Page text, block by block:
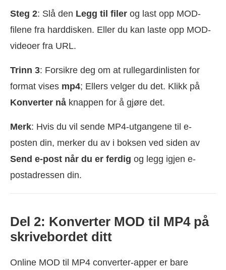
Steg 2: Slå den Legg til filer og last opp MOD-
filene fra harddisken. Eller du kan laste opp MOD-
videoer fra URL.
Trinn 3: Forsikre deg om at rullegardinlisten for
format vises mp4; Ellers velger du det. Klikk på
Konverter nå knappen for å gjøre det.
Merk: Hvis du vil sende MP4-utgangene til e-
posten din, merker du av i boksen ved siden av
Send e-post når du er ferdig og legg igjen e-
postadressen din.
Del 2: Konverter MOD til MP4 på
skrivebordet ditt
Online MOD til MP4 converter-apper er bare